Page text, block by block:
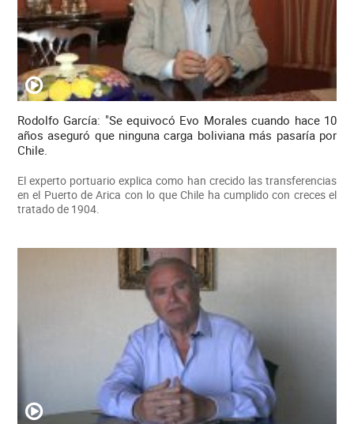
Rodolfo García: "Se equivocó Evo Morales cuando hace 10
años aseguró que ninguna carga boliviana más pasaría por
Chile.
El experto portuario explica como han crecido las transferencias
en el Puerto de Arica con lo que Chile ha cumplido con creces el
tratado de 1904.